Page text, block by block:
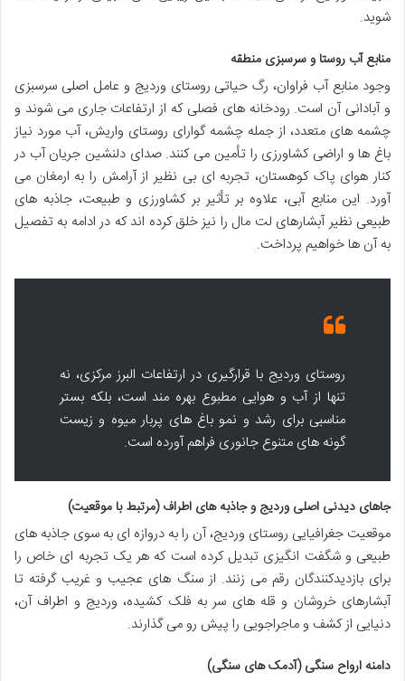
شوید.
منابع آب روستا و سرسبزی منطقه
وجود منابع آب فراوان، رگ حیاتی روستای وردیج و عامل اصلی سرسبزی
و آبادانی آن است. رودخانه های فصلی که از ارتفاعات جاری می شوند و
چشمه های متعدد، از جمله چشمه گوارای روستای واریش، آب مورد نیاز
باغ ها و اراضی کشاورزی را تأمین می کنند. صدای دلنشین جریان آب در
کنار هوای پاک کوهستان، تجربه ای بی نظیر از آرامش را به ارمغان می
آورد. این منابع آبی، علاوه بر تأثیر بر کشاورزی و طبیعت، جاذبه های
طبیعی نظیر آبشارهای لت مال را نیز خلق کرده اند که در ادامه به تفصیل
به آن ها خواهیم پرداخت.
روستای وردیج با قرارگیری در ارتفاعات البرز مرکزی، نه
تنها از آب و هوایی مطبوع بهره مند است، بلکه بستر
مناسبی برای رشد و نمو باغ های پربار میوه و زیست
گونه های متنوع جانوری فراهم آورده است.
جاهای دیدنی اصلی وردیج و جاذبه های اطراف (مرتبط با موقعیت)
موقعیت جغرافیایی روستای وردیج، آن را به دروازه ای به سوی جاذبه های
طبیعی و شگفت انگیزی تبدیل کرده است که هر یک تجربه ای خاص را
برای بازدیدکنندگان رقم می زنند. از سنگ های عجیب و غریب گرفته تا
آبشارهای خروشان و قله های سر به فلک کشیده، وردیج و اطراف آن،
دنیایی از کشف و ماجراجویی را پیش رو می گذارند.
دامنه ارواح سنگی (آدمک های سنگی)